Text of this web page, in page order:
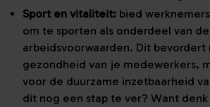
Sport en vitaliteit: bied
om te sporten als onderdeel van de
arbeidsvoorwaarden. Dit
gezondheid van je medewerkers,
voor de duurzame inzetbaarheid
dit nog een stap te ver? Want